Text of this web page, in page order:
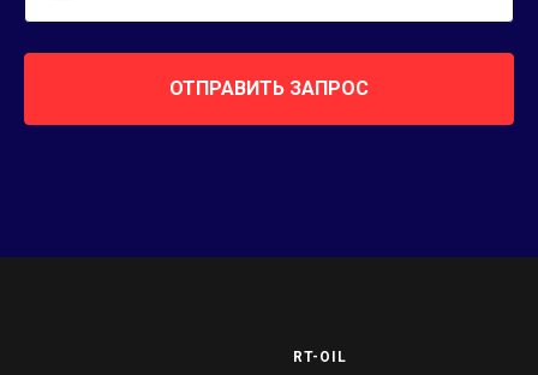
ОТПРАВИТЬ ЗАПРОС
RT-OIL